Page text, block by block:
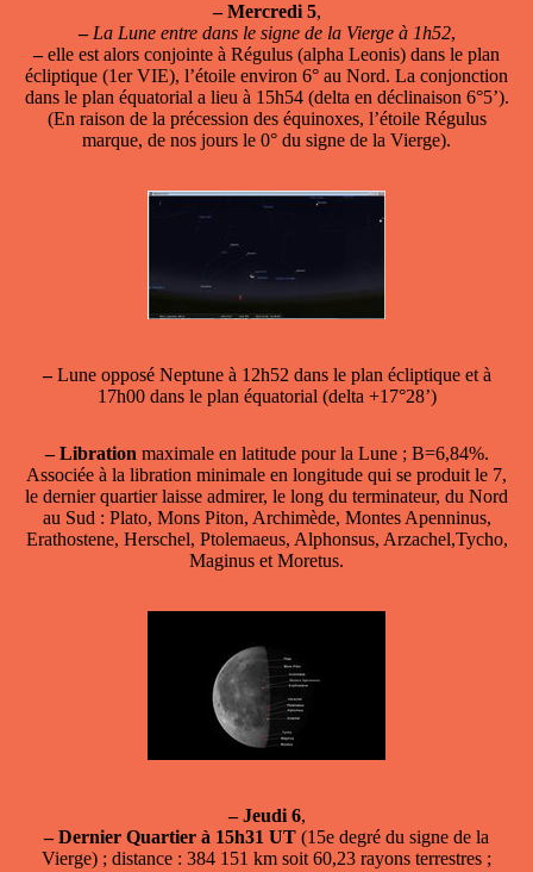
– Mercredi 5,
– La Lune entre dans le signe de la Vierge à 1h52,
–elle est alors conjointe à Régulus (alpha Leonis) dans le plan
écliptique (1er VIE), l’étoile environ 6° au Nord. La conjonction
dans le plan équatorial a lieu à 15h54 (delta en déclinaison 6°5’).
(En raison de la précession des équinoxes, l’étoile Régulus
marque, de nos jours le 0° du signe de la Vierge).
–Lune opposé Neptune à 12h52 dans le plan écliptique et à
17h00 dans le plan équatorial (delta +17°28’)
– Libration maximale en latitude pour la Lune ; B=6,84%.
Associée à la libration minimale en longitude qui se produit le 7,
le dernier quartier laisse admirer, le long du terminateur, du Nord
au Sud : Plato, Mons Piton, Archimède, Montes Apenninus,
Erathostene, Herschel, Ptolemaeus, Alphonsus, Arzachel,Tycho,
Maginus et Moretus.
– Jeudi 6,
– Dernier Quartier à 15h31 UT (15e degré du signe de la
Vierge) ; distance : 384 151 km soit 60,23 rayons terrestres ;